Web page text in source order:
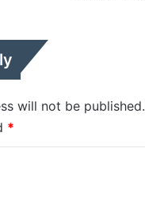
will not be published.
*